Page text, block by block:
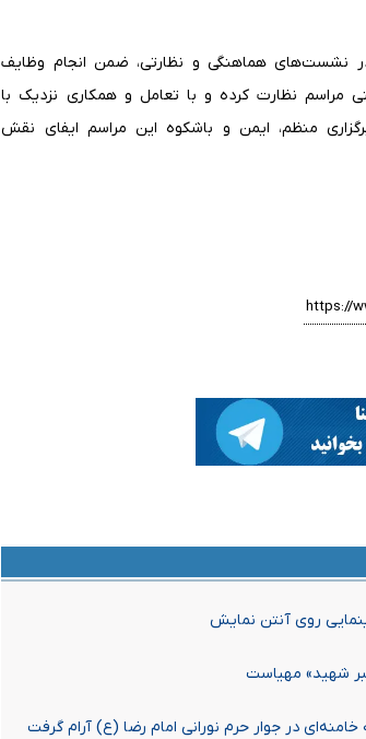
نشست‌های هماهنگی و نظارتی، ضمن انجام وظایف
مراسم نظارت کرده و با تعامل و همکاری نزدیک با
منظم، ایمن و باشکوه این مراسم ایفای نقش
شهید» مهیاست
در جوار حرم نورانی امام رضا (ع) آرام گرفت